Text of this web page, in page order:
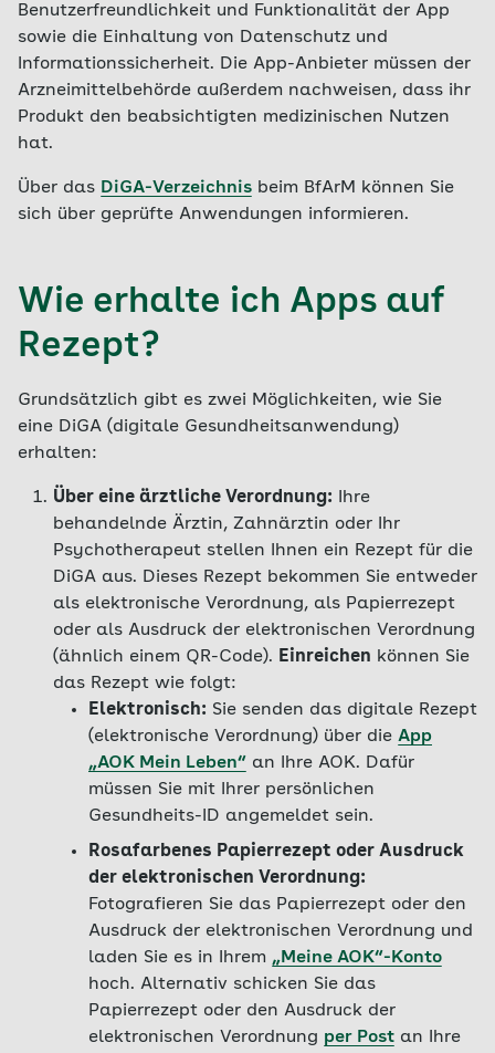
Benutzerfreundlichkeit und Funktionalität der App
sowie die Einhaltung von Datenschutz und
Informationssicherheit. Die App-Anbieter müssen der
Arzneimittelbehörde außerdem nachweisen, dass ihr
Produkt den beabsichtigten medizinischen Nutzen
hat.
Über das DiGA-Verzeichnis beim BfArM können Sie
sich über geprüfte Anwendungen informieren.
Wie erhalte ich Apps auf
Rezept?
Grundsätzlich gibt es zwei Möglichkeiten, wie Sie
eine DiGA (digitale Gesundheitsanwendung)
erhalten:
Über eine ärztliche Verordnung: Ihre
behandelnde Ärztin, Zahnärztin oder Ihr
Psychotherapeut stellen Ihnen ein Rezept für die
DiGA aus. Dieses Rezept bekommen Sie entweder
als elektronische Verordnung, als Papierrezept
oder als Ausdruck der elektronischen Verordnung
(ähnlich einem QR-Code). Einreichen können Sie
das Rezept wie folgt:
Elektronisch: Sie senden das digitale Rezept
(elektronische Verordnung) über die App
„AOK Mein Leben“ an Ihre AOK. Dafür
müssen Sie mit Ihrer persönlichen
Gesundheits-ID angemeldet sein.
Rosafarbenes Papierrezept oder Ausdruck
der elektronischen Verordnung:
Fotografieren Sie das Papierrezept oder den
Ausdruck der elektronischen Verordnung und
laden Sie es in Ihrem „Meine AOK“-Konto
hoch. Alternativ schicken Sie das
Papierrezept oder den Ausdruck der
elektronischen Verordnung per Post an Ihre